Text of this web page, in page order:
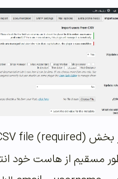
مسقیم از هاست خود